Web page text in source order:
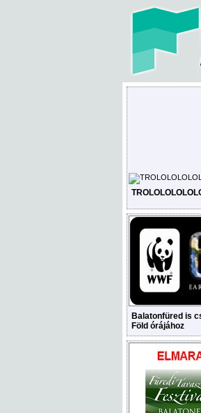
Balatonfüred is
Föld órájához